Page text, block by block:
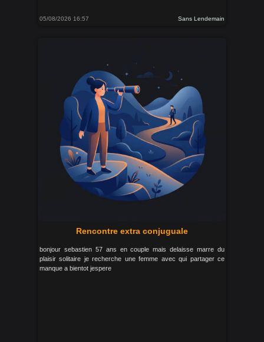
05/08/2026 16:57 Sans Lendemain
Rencontre extra conjuguale
bonjour sebastien 57 ans en couple mais delaisse marre du
plaisir solitaire je recherche une femme avec qui partager ce
manque a bientot jespere